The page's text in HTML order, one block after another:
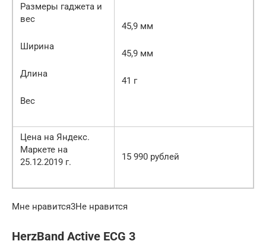
Размеры гаджета и
вес
Ширина
Длина
Вес
45,9 мм
45,9 мм
41 г
Цена на Яндекс.
Маркете на
25.12.2019 г.
15 990 рублей
Мне нравится3Не нравится
HerzBand Active ECG 3